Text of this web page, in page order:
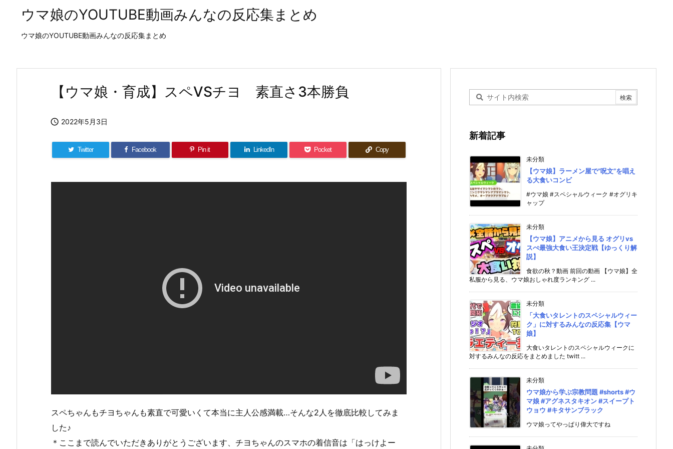
ウマ娘のYOUTUBE動画みんなの反応集まとめ
ウマ娘のYOUTUBE動画みんなの反応集まとめ
【ウマ娘・育成】スペVSチヨ 素直さ3本勝負
 2022年5月3日
Twitter Facebook Pin it LinkedIn Pocket Copy
スペちゃんもチヨちゃんも素直で可愛いくて本当に主人公感満載…そんな2人を徹底比較してみま
した♪
＊ここまで読んでいただきありがとうございます、チヨちゃんのスマホの着信音は「はっけよー
新着記事
未分類
【ウマ娘】ラーメン屋で”呪文”を唱え
る大食いコンビ
#ウマ娘 #スペシャルウィーク #オグリキ
ャップ
未分類
【ウマ娘】アニメから見る オグリvs
スぺ最強大食い王決定戦【ゆっくり解
説】
食欲の秋？動画 前回の動画 【ウマ娘】全
私服から見る、ウマ娘おしゃれ度ランキング ...
未分類
「大食いタレントのスペシャルウィー
ク」に対するみんなの反応集【ウマ
娘】
大食いタレントのスペシャルウィークに
対するみんなの反応をまとめました twitt ...
未分類
ウマ娘から学ぶ宗教問題 #shorts #ウ
マ娘 #アグネスタキオン #スイープト
ウョウ #キタサンブラック
ウマ娘ってやっぱり偉大ですね